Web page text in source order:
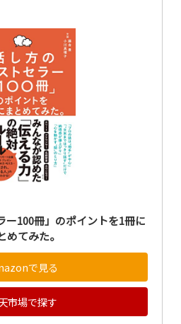
ー100冊」のポイントを1冊に
めてみた。
で見る
市場で探す